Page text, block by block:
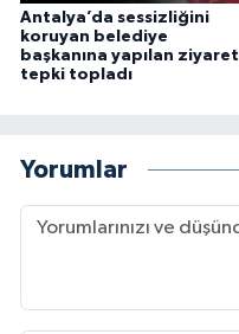
Antalya’da sessizliğini
koruyan belediye
başkanına yapılan ziyaret
tepki topladı
Yorumlar